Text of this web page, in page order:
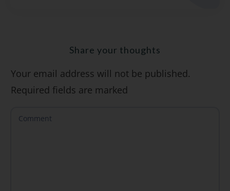
SÍ, QUIERO
Share your thoughts
Your email address will not be published.
Required fields are marked